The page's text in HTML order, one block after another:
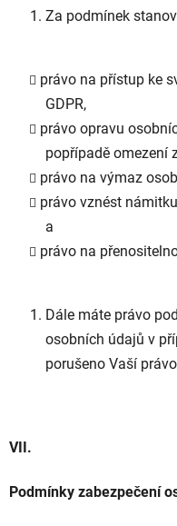
Za podmínek
právo na přístup ke
GDPR,
právo opravu
popřípadě omezení
právo na výmaz
právo vznést
a
právo na
Dále máte právo
osobních údajů v
porušeno Vaší
VII.
Podmínky zabezpečení